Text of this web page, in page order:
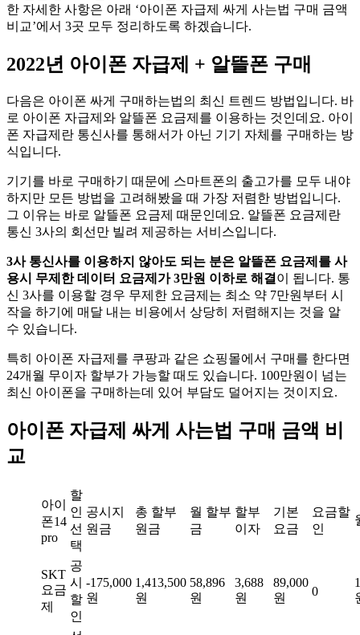
한 자세한 사항은 아래 ‘아이폰 자급제 싸게 사는법 구매 금액
비교’에서 3곳 모두 정리하도록 하겠습니다.
2022년 아이폰 자급제 + 알뜰폰 구매
다음은 아이폰 싸게 구매하는법의 최신 트렌드 방법입니다. 바
로 아이폰 자급제와 알뜰폰 요금제를 이용하는 것인데요. 아이
폰 자급제란 통신사를 통해서가 아닌 기기 자체를 구매하는 방
식입니다.
기기를 바로 구매하기 때문에 스마트폰의 출고가를 모두 내야
하지만 모든 방법을 고려해봤을 때 가장 저렴한 방법입니다.
그 이유는 바로 알뜰폰 요금제 때문인데요. 알뜰폰 요금제란
통신 3사의 회선만 빌려 제공하는 서비스입니다.
3사 통신사를 이용하지 않아도 되는 분은 알뜰폰 요금제를 사
용시 무제한 데이터 요금제가 3만원 이하로 해결 이 됩니다. 통
신 3사를 이용할 경우 무제한 요금제는 최소 약 7만원부터 시
작을 하기에 매달 내는 비용에서 상당히 저렴해지는 것을 알
수 있습니다.
특히 아이폰 자급제를 쿠팡과 같은 쇼핑몰에서 구매를 한다면
24개월 무이자 할부가 가능할 때도 있습니다. 100만원이 넘는
최신 아이폰을 구매하는데 있어 부담도 덜어지는 것이지요.
아이폰 자급제 싸게 사는법 구매 금액 비
교
아이
폰14
pro
할
인
선
택
공시지
원금
총 할부
원금
월 할부
금
할부
이자
기본
요금
요금할
인
SKT
요금
제
공
시
할
인
-175,000
원
1,413,500
원
58,896
원
3,688
원
89,000
원
0